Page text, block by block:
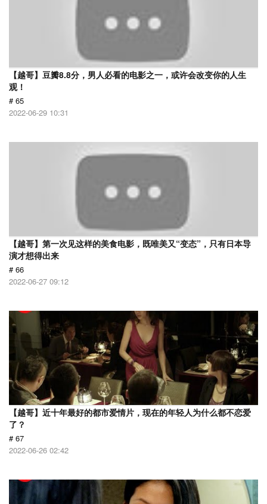
【越哥】豆瓣8.8分，男人必看的电影之一，或许会改变你的人生
观！
# 65
2022-06-29 10:31
【越哥】第一次见这样的美食电影，既唯美又“变态”，只有日本导
演才想得出来
# 66
2022-06-27 09:12
【越哥】近十年最好的都市爱情片，现在的年轻人为什么都不恋爱
了？
# 67
2022-06-26 02:42